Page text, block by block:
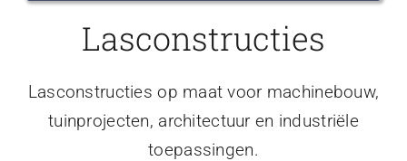
Lasconstructies
Lasconstructies op maat voor machinebouw,
tuinprojecten, architectuur en industriële
toepassingen.